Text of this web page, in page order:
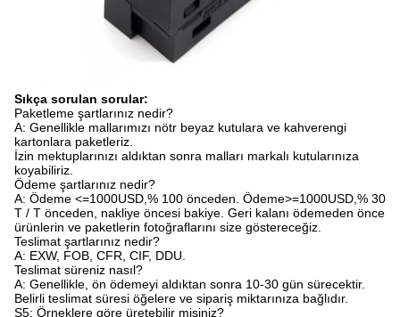
Sıkça sorulan sorular:
Paketleme şartlarınız nedir?
A: Genellikle mallarımızı nötr beyaz kutulara ve kahverengi
kartonlara paketleriz.
İzin mektuplarınızı aldıktan sonra malları markalı kutularınıza
koyabiliriz.
Ödeme şartlarınız nedir?
A: Ödeme <=1000USD,% 100 önceden. Ödeme>=1000USD,% 30
T / T önceden, nakliye öncesi bakiye. Geri kalanı ödemeden önce
ürünlerin ve paketlerin fotoğraflarını size göstereceğiz.
Teslimat şartlarınız nedir?
A: EXW, FOB, CFR, CIF, DDU.
Teslimat süreniz nasıl?
A: Genellikle, ön ödemeyi aldıktan sonra 10-30 gün sürecektir.
Belirli teslimat süresi öğelere ve sipariş miktarınıza bağlıdır.
S5: Örneklere göre üretebilir misiniz?